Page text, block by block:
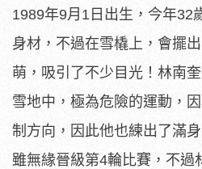
1989年9月1日出生，今年32
身材，不過在雪橇上，會擺
萌，吸引了不少目光！林南
雪地中，極為危險的運動，
制方向，因此他也練出了滿
雖無緣晉級第4輪比賽，不過